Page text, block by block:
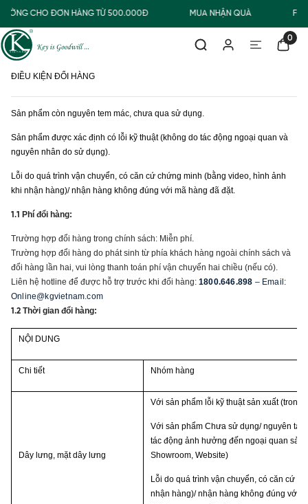
CHO ĐƠN HÀNG TỪ 500.000Đ MUA NHẬN QUÀ
0
ĐIỀU KIỆN ĐỔI HÀNG
Sản phẩm còn nguyên tem mác, chưa qua sử dụng.
Sản phẩm được xác định có lỗi kỹ thuật (không do tác động ngoại quan và
nguyên nhân do sử dụng).
Lỗi do quá trình vận chuyển, có căn cứ chứng minh (bằng video, hình ảnh
khi nhận hàng)/ nhận hàng không đúng với mã hàng đã đặt.
1.1 Phí đổi hàng:
Trường hợp đổi hàng trong chính sách: Miễn phí.
Trường hợp đổi hàng do phát sinh từ phía khách hàng ngoài chính sách và
đổi hàng lần hai, vui lòng thanh toán phí vận chuyển hai chiều (nếu có).
Liên hệ hotline để được hỗ trợ trước khi đổi hàng: 1800.646.898 – Email:
Online@kgvietnam.com
1.2 Thời gian đổi hàng:
NỘI DUNG
Chi tiết Nhóm hàng
Dây lưng, mặt dây lưng
Với sản phẩm lỗi kỹ thuật sản xuất (trong
Với sản phẩm Chưa sử dụng/ nguyên
tác động ảnh hưởng đến ngoại quan sản
Showroom, Website)
Lỗi do quá trình vận chuyển, có căn cứ
nhận hàng)/ nhận hàng không đúng với